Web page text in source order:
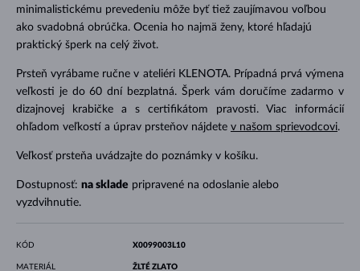
minimalistickému prevedeniu môže byť tiež zaujímavou voľbou
ako svadobná obrúčka. Ocenia ho najmä ženy, ktoré hľadajú
praktický šperk na celý život.
Prsteň vyrábame ručne v ateliéri KLENOTA. Prípadná prvá výmena
veľkosti je do 60 dní bezplatná. Šperk vám doručíme zadarmo v
dizajnovej krabičke a s certifikátom pravosti. Viac informácií
ohľadom veľkostí a úprav prsteňov nájdete v našom sprievodcovi.
Veľkosť prsteňa uvádzajte do poznámky v košíku.
Dostupnosť: na sklade pripravené na odoslanie alebo
vyzdvihnutie.
KÓD X0099003L10
MATERIÁL
ŽLTÉ ZLATO